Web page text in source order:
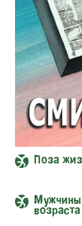
Поза
Мужчины
возраста